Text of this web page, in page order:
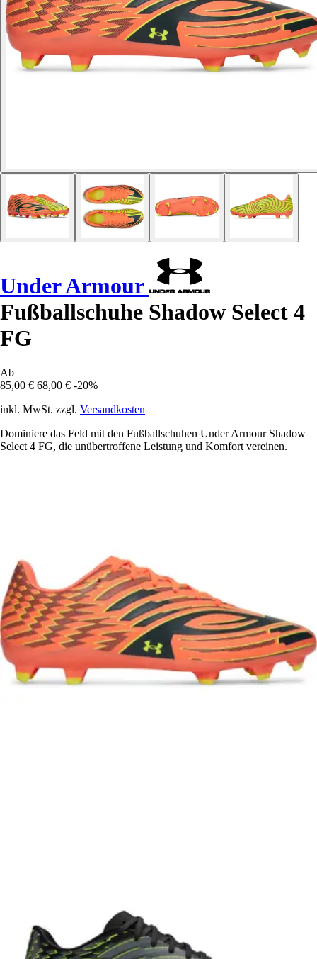
Under Armour
Fußballschuhe Shadow Select 4
FG
Ab
85,00 € 68,00 € -20%
inkl. MwSt. zzgl. Versandkosten
Dominiere das Feld mit den Fußballschuhen Under Armour Shadow
Select 4 FG, die unübertroffene Leistung und Komfort vereinen.